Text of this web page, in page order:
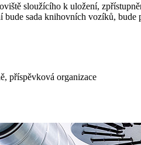
sloužícího k uložení,
sada knihovních vozíků,
příspěvková organizace